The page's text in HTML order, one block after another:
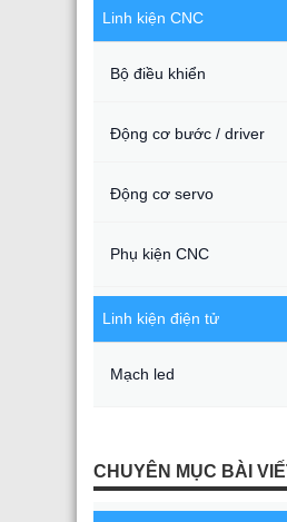
Linh kiện CNC
Bộ điều khiển
Động cơ bước / driver
Động cơ servo
Phụ kiện CNC
Linh kiện điện tử
Mạch led
CHUYÊN MỤC BÀI